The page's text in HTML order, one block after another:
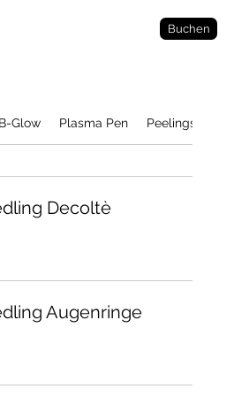
Buchen
Glow Plasma Pen Peelings
Decoltè
Augenringe